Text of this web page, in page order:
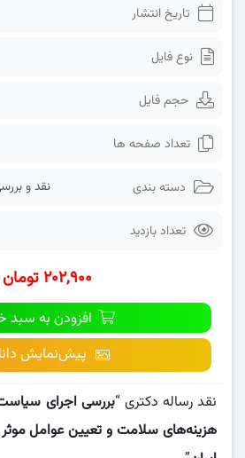
تاریخ انتشار
نوع فایل
حجم فایل
تعداد صفحه ها
دسته بندی نقد و
تعداد بازدید
۲۰۲,۹۰۰ تومان
افزودن به سبد
پیش‌نمایش
نقد رساله دکتری “بررسی اجرای
هزینه‌های سلامت و تعیین عوامل